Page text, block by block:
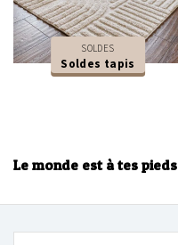
SOLDES
Soldes tapis
Le monde est à tes pieds